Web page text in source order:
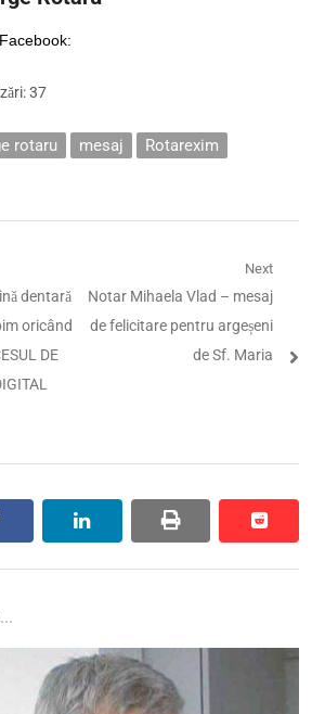
37
rotaru mesaj
Rotarexim
dentară
oricând
DE
Next
Next
post:
Notar Mihaela Vlad – mesaj
de felicitare pentru argeșeni
de Sf. Maria
linkedin print reddit
reddit